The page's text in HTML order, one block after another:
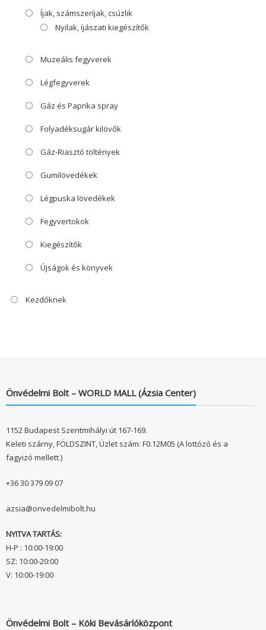
Íjak, számszeríjak, csúzlik
Nyilak, íjászati kiegészítők
Muzeális fegyverek
Légfegyverek
Gáz és Paprika spray
Folyadéksugár kilövők
Gáz-Riasztó töltények
Gumilövedékek
Légpuska lövedékek
Fegyvertokok
Kiegészítők
Újságok és könyvek
Kezdőknek
Önvédelmi Bolt – WORLD MALL (Ázsia Center)
1152 Budapest Szentmihályi út 167-169.
Keleti szárny, FÖLDSZINT, Üzlet szám: F0.12M05 (A lottózó és a
fagyizó mellett.)
+36 30 379 09 07
azsia@onvedelmibolt.hu
NYITVA TARTÁS:
H-P : 10:00-19:00
SZ: 10:00-20:00
V: 10:00-19:00
Önvédelmi Bolt – Köki Bevásárlóközpont